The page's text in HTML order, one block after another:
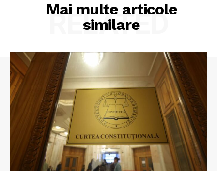
Mai multe articole
similare
RELATED